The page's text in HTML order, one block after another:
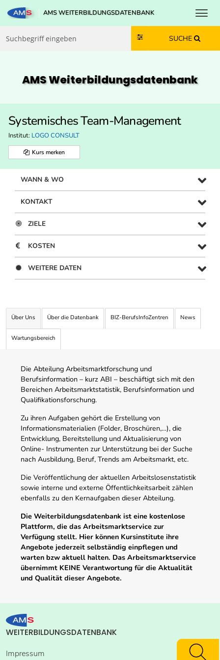
Zum Inhalt springen
Zum Navmenü springen
Zur Suche springen
Zur Footer springen
AMS WEITERBILDUNGSDATENBANK
SUCHE
AMS Weiterbildungs­datenbank
Systemisches Team-Management
Institut: LOGO CONSULT
Kurs merken
WANN & WO
KONTAKT
ZIELE
KOSTEN
WEITERE DATEN
Über Uns Über die Datenbank BIZ-BerufsInfoZentren News
Wartungsbereich
Die Abteilung Arbeitsmarktforschung und
Berufsinformation – kurz ABI – beschäftigt sich mit den
Bereichen Arbeitsmarktstatistik, Berufsinformation und
Qualifikationsforschung.
Zu ihren Aufgaben gehört die Erstellung von
Informationsmaterialien (Folder, Broschüren,…), die
Entwicklung, Bereitstellung und Aktualisierung von
Online- Instrumenten zur Unterstützung bei der Suche
nach Ausbildung, Beruf, Trends am Arbeitsmarkt, etc.
Die Veröffentlichung der aktuellen Arbeitslosenstatistik
sowie interne und externe Öffentlichkeitsarbeit zählen
ebenfalls zu den Kernaufgaben dieser Abteilung.
Die Weiterbildungsdatenbank ist eine kostenlose
Plattform, die das Arbeitsmarktservice zur
Verfügung stellt. Hier können Kursinstitute ihre
Angebote jederzeit selbständig einpflegen und
warten bzw aktuell halten. Das Arbeitsmarktservice
übernimmt KEINE Verantwortung für die Aktualität
und Qualität dieser Angebote.
WEITERBILDUNGSDATENBANK
Impressum